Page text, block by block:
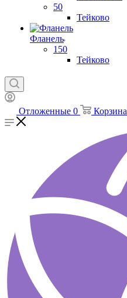
50
Тейково
Фланель
150
Тейково
Отложенные 0 Корзина